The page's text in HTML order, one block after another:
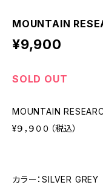
MOUNTAIN
¥9,900
SOLD OUT
MOUNTAIN
¥９，９００（税込）
カラー：SILVER GREY